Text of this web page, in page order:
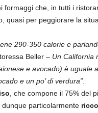
che, in tutti i
quasi per peggiorare la
290-350 calorie e
Beller – Un California
e avocado) è uguale
e un po’ di verdura”.
, che compone il 75% del
particolarmente